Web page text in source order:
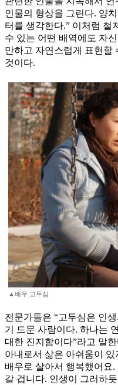
인물의 형상을 그린다. 양
터를 생각한다.” 이처럼 철
수 있는 어떤 배역에도 자
만하고 자연스럽게 표현할
것이다.
▲배우 고두심
전문가들은 “고두심은 인
기 드문 사람이다. 하나는
대한 진지함이다”라고 말
아내로서 삶은 아쉬움이
배우로 살아서 행복했어요
갈 겁니다. 인생이 그러하